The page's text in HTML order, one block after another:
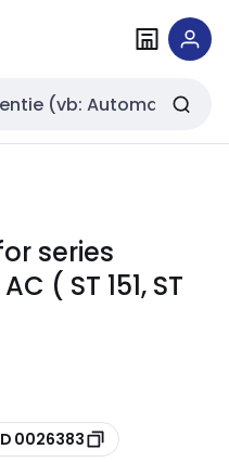
series
( ST 151, ST
0026383